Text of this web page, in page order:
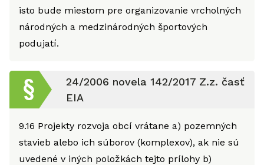
isto bude miestom pre organizovanie vrcholných
národných a medzinárodných športových
podujatí.
24/2006 novela 142/2017 Z.z. časť
EIA
9.16 Projekty rozvoja obcí vrátane a) pozemných
stavieb alebo ich súborov (komplexov), ak nie sú
uvedené v iných položkách tejto prílohy b)